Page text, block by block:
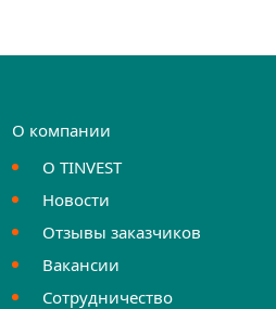
О компании
О TINVEST
Новости
Отзывы заказчиков
Вакансии
Сотрудничество